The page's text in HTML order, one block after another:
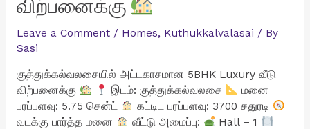
விற்பனைக்கு
Leave a Comment / Homes, Kuthukkalvalasai / By
Sasi
குத்துக்கல்வலசையில் அட்டகாசமான 5BHK Luxury வீடு
விற்பனைக்கு
இடம்: குத்துக்கல்வலசை
மனை
பரப்பளவு: 5.75 சென்ட்
கட்டிட பரப்பளவு: 3700 சதுரடி
வடக்கு பார்த்த மனை
வீட்டு அமைப்பு:
Hall – 1